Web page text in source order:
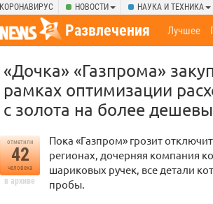
КОРОНАВИРУС НОВОСТИ НАУКА И ТЕХНИКА
Развлечения Лучшее
«Дочка» «Газпрома»
рамках оптимизации
с золота на более
отметили
42
человека
в архиве
Пока «Газпром» грозит
регионах, дочерняя компания
шариковых ручек, все детали
пробы.